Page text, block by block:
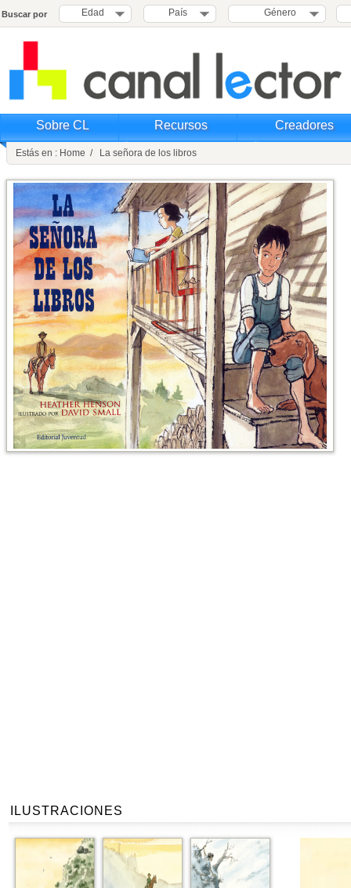
Buscar por Edad País Género
Sobre CL Recursos Creadores
Estás en : Home / La señora de los libros
ILUSTRACIONES